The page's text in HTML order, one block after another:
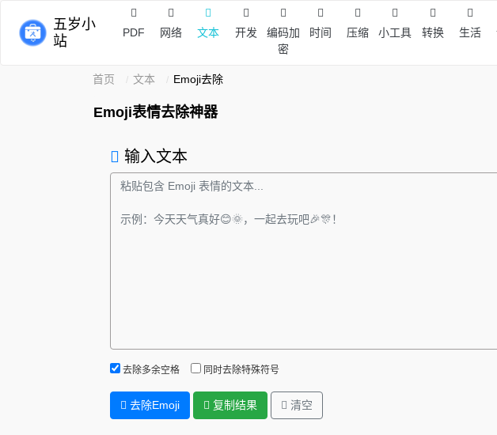
五岁小
站
PDF 网络 文本 开发
编码加
密
时间 压缩 小工具 转换 生活
首页 文本 Emoji去除
Emoji表情去除神器
输入文本
去除多余空格 同时去除特殊符号
去除Emoji 复制结果 清空